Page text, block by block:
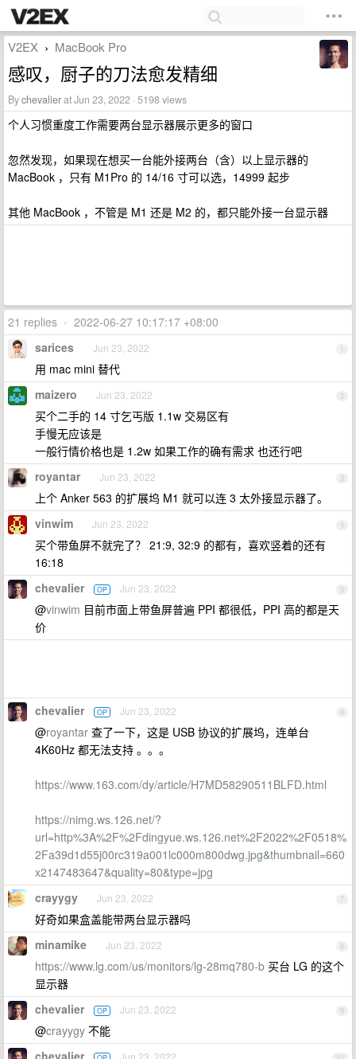
V2EX › MacBook Pro
感叹，厨子的刀法愈发精细
Bychevalierat Jun 23, 2022 · 5198 views
个人习惯重度工作需要两台显示器展示更多的窗口
忽然发现，如果现在想买一台能外接两台（含）以上显示器的
MacBook ，只有 M1Pro 的 14/16 寸可以选，14999 起步
其他 MacBook ，不管是 M1 还是 M2 的，都只能外接一台显示器
21 replies • 2022-06-27 10:17:17 +08:00
1
sarices Jun 23, 2022
用 mac mini 替代
2
maizero Jun 23, 2022
买个二手的 14 寸乞丐版 1.1w 交易区有
手慢无应该是
一般行情价格也是 1.2w 如果工作的确有需求 也还行吧
3
royantar Jun 23, 2022
上个 Anker 563 的扩展坞 M1 就可以连 3 太外接显示器了。
4
vinwim Jun 23, 2022
买个带鱼屏不就完了？ 21:9, 32:9 的都有，喜欢竖着的还有
16:18
5
chevalier OP Jun 23, 2022
@vinwim 目前市面上带鱼屏普遍 PPI 都很低，PPI 高的都是天
价
6
chevalier OP Jun 23, 2022
@royantar 查了一下，这是 USB 协议的扩展坞，连单台
4K60Hz 都无法支持 。。。
https://www.163.com/dy/article/H7MD58290511BLFD.html
https://nimg.ws.126.net/?
url=http%3A%2F%2Fdingyue.ws.126.net%2F2022%2F0518%
2Fa39d1d55j00rc319a001lc000m800dwg.jpg&thumbnail=660
x2147483647&quality=80&type=jpg
7
crayygy Jun 23, 2022
好奇如果盒盖能带两台显示器吗
8
minamike Jun 23, 2022
https://www.lg.com/us/monitors/lg-28mq780-b 买台 LG 的这个
显示器
9
chevalier OP Jun 23, 2022
@crayygy 不能
chevalier Jun 23, 2022